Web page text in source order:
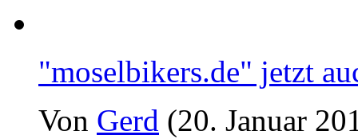
"moselbikers.de" jetzt
Von Gerd (20. Januar